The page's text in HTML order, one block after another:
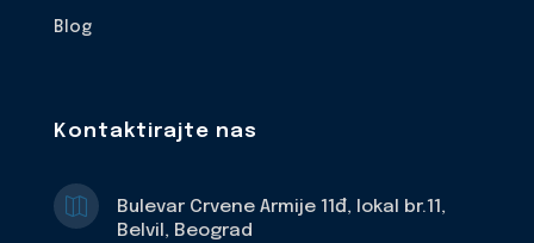
Blog
Kontaktirajte nas
Bulevar Crvene Armije 11đ, lokal br.11,
Belvil, Beograd